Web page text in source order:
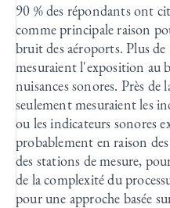
90 % des répondants ont
comme principale raison
bruit des aéroports. Plus
mesuraient l'exposition au
nuisances sonores. Près
seulement mesuraient les
ou les indicateurs sonores
probablement en raison
des stations de mesure,
de la complexité du
pour une approche basée